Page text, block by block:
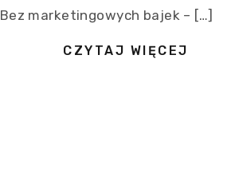
Bez marketingowych bajek – […]
CZYTAJ WIĘCEJ